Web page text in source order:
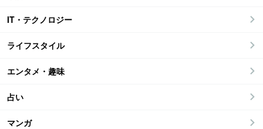
IT・テクノロジー
ライフスタイル
エンタメ・趣味
占い
マンガ